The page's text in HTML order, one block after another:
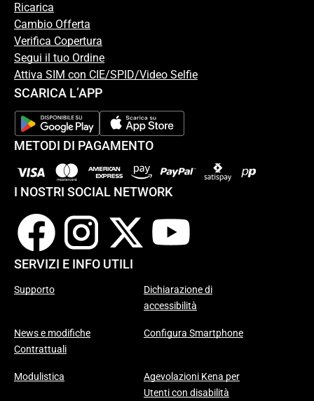
Ricarica
Cambio Offerta
Verifica Copertura
Segui il tuo Ordine
Attiva SIM con CIE/SPID/Video Selfie
SCARICA L’APP
METODI DI PAGAMENTO
I NOSTRI SOCIAL NETWORK
SERVIZI E INFO UTILI
Supporto
Dichiarazione di
accessibilità
News e modifiche
Contrattuali
Configura Smartphone
Modulistica
Agevolazioni Kena per
Utenti con disabilità